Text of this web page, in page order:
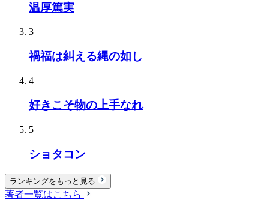
温厚篤実
3
禍福は糾える縄の如し
4
好きこそ物の上手なれ
5
ショタコン
ランキングをもっと見る
著者一覧はこちら